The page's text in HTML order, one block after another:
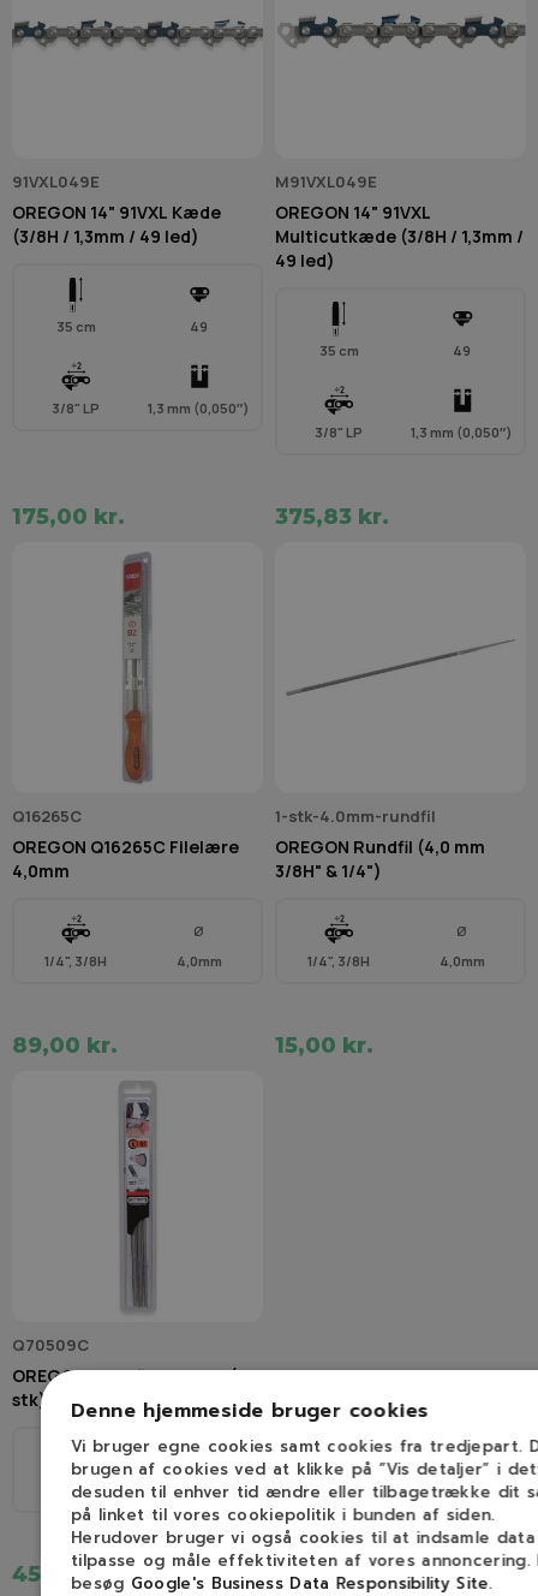
91VXL049E
OREGON 14" 91VXL Kæde
(3/8H / 1,3mm / 49 led)
35 cm 49
3/8" LP 1,3 mm (0,050″)
175,00 kr.
M91VXL049E
OREGON 14" 91VXL
Multicutkæde (3/8H / 1,3mm /
49 led)
35 cm 49
3/8" LP 1,3 mm (0,050″)
375,83 kr.
Q16265C
OREGON Q16265C Filelære
4,0mm
1/4", 3/8H
Ø
4,0mm
89,00 kr.
1-stk-4.0mm-rundfil
OREGON Rundfil (4,0 mm
3/8H" & 1/4")
1/4", 3/8H
Ø
4,0mm
15,00 kr.
Q70509C
OREGON Rundfile 4,0 mm (3
stk)
1/4", 3/8H
Ø
4,0mm
45,00 kr.
Denne hjemmeside bruger cookies
Vi bruger egne cookies samt cookies fra tredjepart.
brugen af cookies ved at klikke på ”Vis detaljer” i
desuden til enhver tid ændre eller tilbagetrække dit
på linket til vores cookiepolitik i bunden af siden.
Herudover bruger vi også cookies til at indsamle
tilpasse og måle effektiviteten af vores annoncering.
besøg Google's Business Data Responsibility Site.